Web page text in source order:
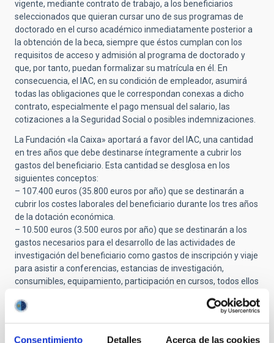
Consentimiento Detalles Acerca de las cookies
vigente, mediante contrato de trabajo, a los beneficiarios
seleccionados que quieran cursar uno de sus programas de
doctorado en el curso académico inmediatamente posterior a
la obtención de la beca, siempre que éstos cumplan con los
requisitos de acceso y admisión al programa de doctorado y
que, por tanto, puedan formalizar su matrícula en él. En
consecuencia, el IAC, en su condición de empleador, asumirá
todas las obligaciones que le correspondan conexas a dicho
contrato, especialmente el pago mensual del salario, las
cotizaciones a la Seguridad Social o posibles indemnizaciones.
La Fundación «la Caixa» aportará a favor del IAC, una cantidad
en tres años que debe destinarse íntegramente a cubrir los
gastos del beneficiario. Esta cantidad se desglosa en los
siguientes conceptos:
– 107.400 euros (35.800 euros por año) que se destinarán a
cubrir los costes laborales del beneficiario durante los tres años
de la dotación económica.
– 10.500 euros (3.500 euros por año) que se destinarán a los
gastos necesarios para el desarrollo de las actividades de
investigación del beneficiario como gastos de inscripción y viaje
para asistir a conferencias, estancias de investigación,
consumibles, equipamiento, participación en cursos, todos ellos
– Los gastos anuales de matrícula en el programa oficial de